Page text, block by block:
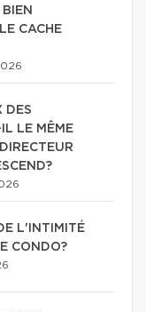
CACHE
DES
LE MÊME
L'INTIMITÉ
CONDO?